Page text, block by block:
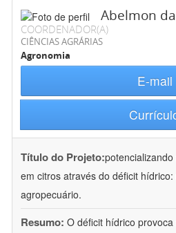
Abelmon
COORDENADOR(A)
CIÊNCIAS AGRÁRIAS
Agronomia
E-mail
Título do Projeto:
em citros através do déficit
agropecuário.
Resumo: O déficit hídrico